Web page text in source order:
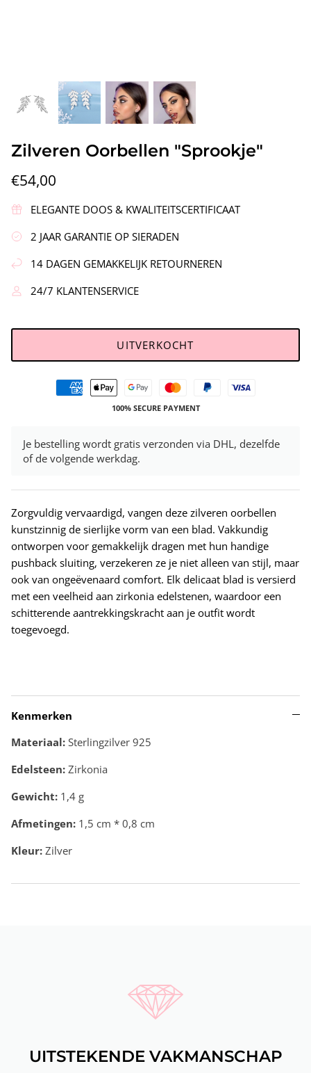
Zilveren Oorbellen "Krans"
€90,00
Zilveren Oorbellen "Sprookje"
€54,00
ELEGANTE DOOS & KWALITEITSCERTIFICAAT
2 JAAR GARANTIE OP SIERADEN
14 DAGEN GEMAKKELIJK RETOURNEREN
24/7 KLANTENSERVICE
UITVERKOCHT
100% SECURE PAYMENT
Je bestelling wordt gratis verzonden via DHL, dezelfde
of de volgende werkdag.
Zorgvuldig vervaardigd, vangen deze zilveren oorbellen
kunstzinnig de sierlijke vorm van een blad. Vakkundig
ontworpen voor gemakkelijk dragen met hun handige
pushback sluiting, verzekeren ze je niet alleen van stijl, maar
ook van ongeëvenaard comfort. Elk delicaat blad is versierd
met een veelheid aan zirkonia edelstenen, waardoor een
schitterende aantrekkingskracht aan je outfit wordt
toegevoegd.
Kenmerken
Materiaal: Sterlingzilver 925
Edelsteen: Zirkonia
Gewicht: 1,4 g
Afmetingen: 1,5 cm * 0,8 cm
Kleur: Zilver
UITSTEKENDE VAKMANSCHAP